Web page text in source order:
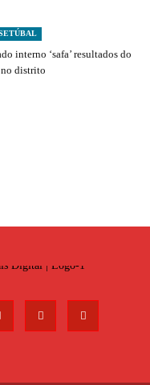
interno ‘safa’ resultados do
distrito